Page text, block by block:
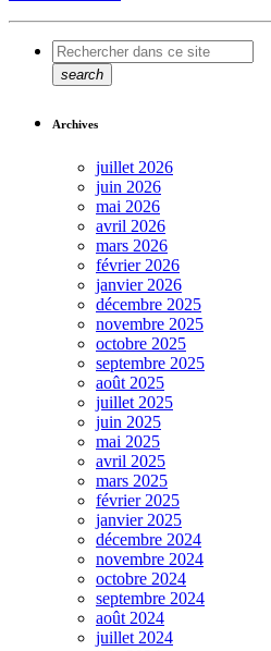
search
Archives
juillet 2026
juin 2026
mai 2026
avril 2026
mars 2026
février 2026
janvier 2026
décembre 2025
novembre 2025
octobre 2025
septembre 2025
août 2025
juillet 2025
juin 2025
mai 2025
avril 2025
mars 2025
février 2025
janvier 2025
décembre 2024
novembre 2024
octobre 2024
septembre 2024
août 2024
juillet 2024